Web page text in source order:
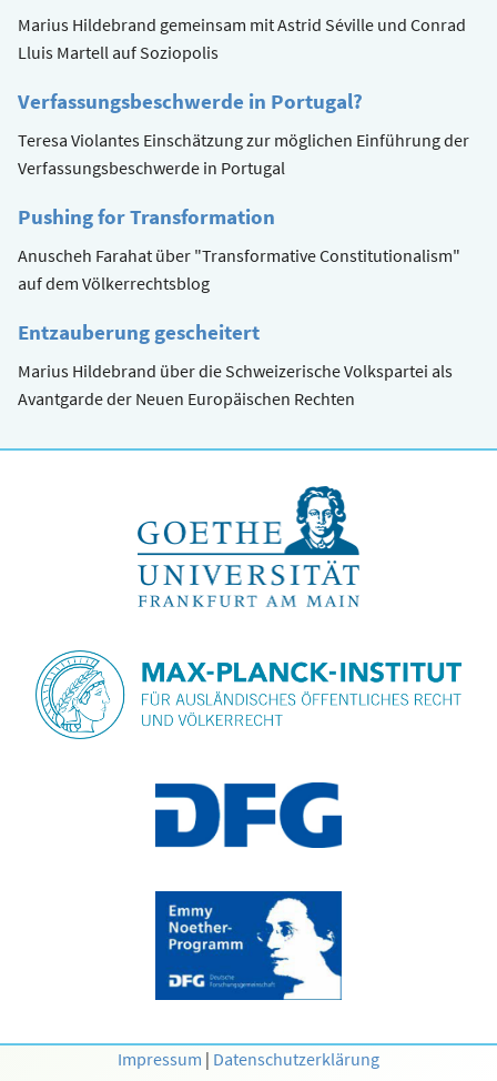
Marius Hildebrand gemeinsam mit Astrid Séville und Conrad
Lluis Martell auf Soziopolis
Verfassungsbeschwerde in Portugal?
Teresa Violantes Einschätzung zur möglichen Einführung der
Verfassungsbeschwerde in Portugal
Pushing for Transformation
Anuscheh Farahat über "Transformative Constitutionalism"
auf dem Völkerrechtsblog
Entzauberung gescheitert
Marius Hildebrand über die Schweizerische Volkspartei als
Avantgarde der Neuen Europäischen Rechten
Impressum | Datenschutzerklärung